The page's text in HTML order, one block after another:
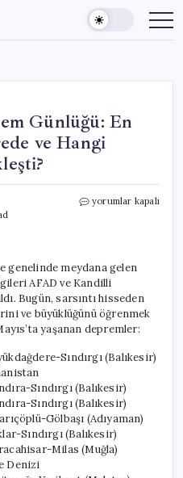
Günlüğü: En
ve Hangi
11
En
Son
Sarsıntılar
Nerede
Hangi
Büyüklükte
Gerçekleşti?
yorumlar kapalı
genelinde meydana gelen
AFAD ve Kandilli
Bugün, sarsıntı hisseden
ve büyüklüğünü öğrenmek
yaşanan depremler:
Sındırgı (Balıkesir)
Sındırgı (Balıkesir)
Sındırgı (Balıkesir)
Gölbaşı (Adıyaman)
Sındırgı (Balıkesir)
Milas (Muğla)
Denizi